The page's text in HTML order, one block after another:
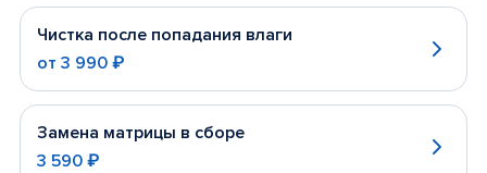
Чистка после попадания влаги
от 3 990 ₽
Замена матрицы в сборе
3 590 ₽